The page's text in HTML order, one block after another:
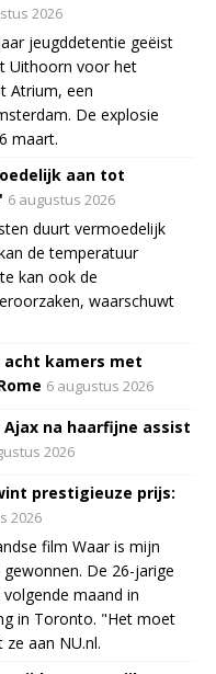
2026
jeugddetentie geëist
Uithoorn voor het
Atrium, een
De explosie
maart.
aan tot
6 augustus 2026
duurt vermoedelijk
de temperatuur
kan ook de
waarschuwt
kamers met
6 augustus 2026
na haarfijne assist
2026
prestigieuze prijs:
2026
film Waar is mijn
De 26-jarige
maand in
in Toronto. "Het moet
aan NU.nl.